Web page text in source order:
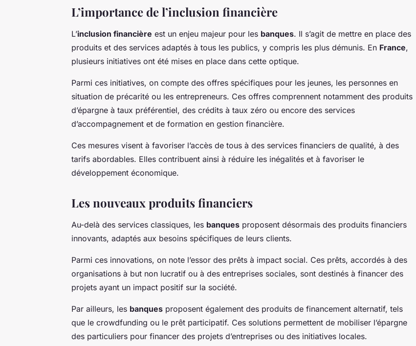
L’importance de l’inclusion financière
L’inclusion financière est un enjeu majeur pour les banques. Il s’agit de mettre en place des
produits et des services adaptés à tous les publics, y compris les plus démunis. En France,
plusieurs initiatives ont été mises en place dans cette optique.
Parmi ces initiatives, on compte des offres spécifiques pour les jeunes, les personnes en
situation de précarité ou les entrepreneurs. Ces offres comprennent notamment des produits
d’épargne à taux préférentiel, des crédits à taux zéro ou encore des services
d’accompagnement et de formation en gestion financière.
Ces mesures visent à favoriser l’accès de tous à des services financiers de qualité, à des
tarifs abordables. Elles contribuent ainsi à réduire les inégalités et à favoriser le
développement économique.
Les nouveaux produits financiers
Au-delà des services classiques, les banques proposent désormais des produits financiers
innovants, adaptés aux besoins spécifiques de leurs clients.
Parmi ces innovations, on note l’essor des prêts à impact social. Ces prêts, accordés à des
organisations à but non lucratif ou à des entreprises sociales, sont destinés à financer des
projets ayant un impact positif sur la société.
Par ailleurs, les banques proposent également des produits de financement alternatif, tels
que le crowdfunding ou le prêt participatif. Ces solutions permettent de mobiliser l’épargne
des particuliers pour financer des projets d’entreprises ou des initiatives locales.